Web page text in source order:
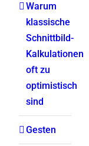
Warum
klassische
Schnittbild-
Kalkulationen
oft zu
optimistisch
sind
Gesten